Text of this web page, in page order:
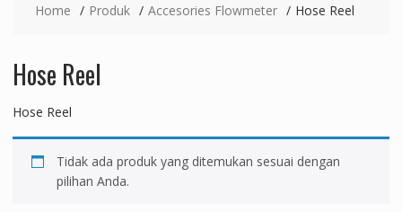
Home Produk Accesories Flowmeter Hose Reel
Hose Reel
Hose Reel
Tidak ada produk yang ditemukan sesuai dengan
pilihan Anda.